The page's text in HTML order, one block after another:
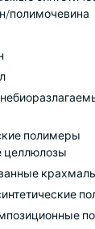
полимочевина
полимеры
целлюлозы